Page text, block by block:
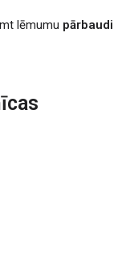
lēmumu pārbaudi